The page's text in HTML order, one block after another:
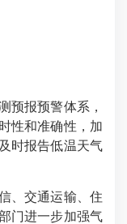
报预警体系，
性和准确性，加
时报告低温天气
、交通运输、住
门进一步加强气